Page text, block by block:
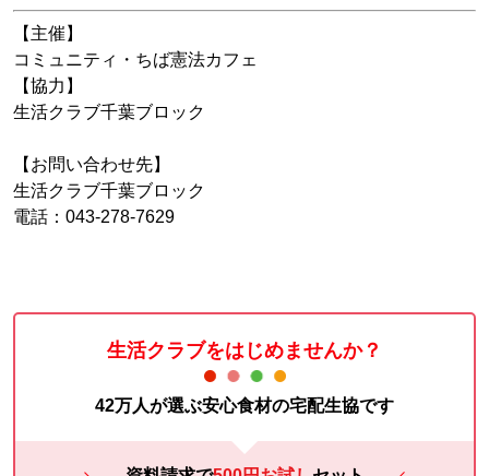
【主催】
コミュニティ・ちば憲法カフェ
【協力】
生活クラブ千葉ブロック
【お問い合わせ先】
生活クラブ千葉ブロック
電話：043-278-7629
生活クラブをはじめませんか？
42万人が選ぶ安心食材の宅配生協です